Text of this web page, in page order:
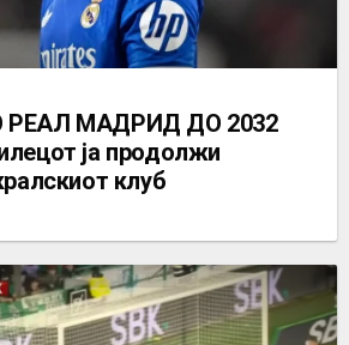
МАДРИД ДО 2032
ја продолжи
клуб